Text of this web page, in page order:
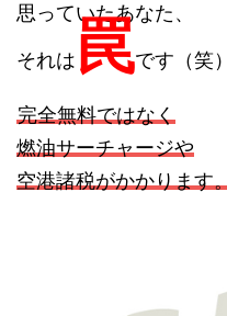
思っていたあなた、
それは 罠です（笑）
完全無料ではなく
燃油サーチャージや
空港諸税がかかります